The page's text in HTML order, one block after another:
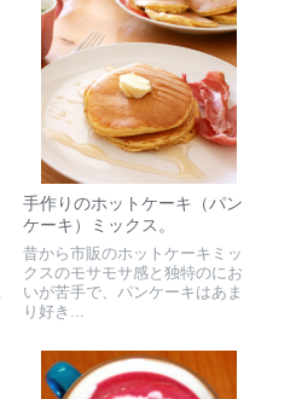
手作りのホットケーキ（パン
ケーキ）ミックス。
昔から市販のホットケーキミッ
クスのモサモサ感と独特のにお
いが苦手で、パンケーキはあま
り好き...